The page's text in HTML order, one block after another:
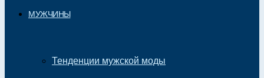
МУЖЧИНЫ
Тенденции мужской моды